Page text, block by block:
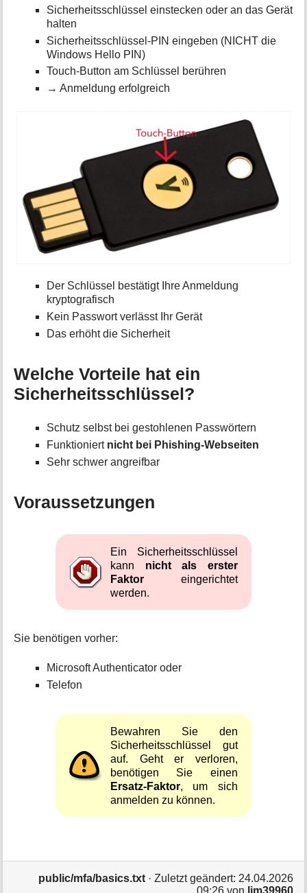
Sicherheitsschlüssel einstecken oder an das Gerät
halten
Sicherheitsschlüssel-PIN eingeben (NICHT die
Windows Hello PIN)
Touch-Button am Schlüssel berühren
→ Anmeldung erfolgreich
Der Schlüssel bestätigt Ihre Anmeldung
kryptografisch
Kein Passwort verlässt Ihr Gerät
Das erhöht die Sicherheit
Welche Vorteile hat ein
Sicherheitsschlüssel?
Schutz selbst bei gestohlenen Passwörtern
Funktioniert nicht bei Phishing-Webseiten
Sehr schwer angreifbar
Voraussetzungen
Ein Sicherheitsschlüssel
kann nicht als erster
Faktor eingerichtet
werden.
Sie benötigen vorher:
Microsoft Authenticator oder
Telefon
Bewahren Sie den
Sicherheitsschlüssel gut
auf. Geht er verloren,
benötigen Sie einen
Ersatz-Faktor, um sich
anmelden zu können.
public/mfa/basics.txt· Zuletzt geändert: 24.04.2026
09:26von lim39960